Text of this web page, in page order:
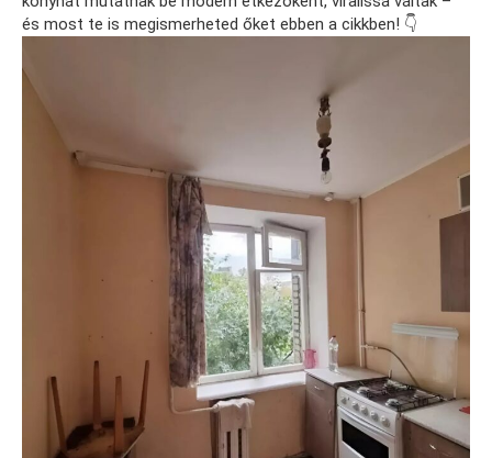
és most te is megismerheted őket ebben a cikkben! 👇